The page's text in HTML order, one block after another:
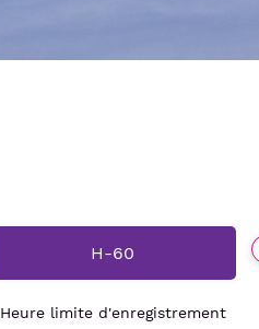
H-60
Heure limite d'enregistrement